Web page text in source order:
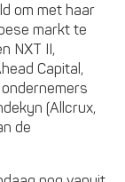
om met haar
markt te
NXT II,
Capital,
(Allcrux,
de